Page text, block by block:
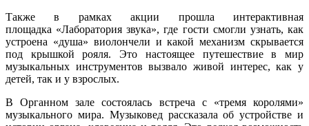
Также в рамках акции прошла интерактивная
площадка «Лаборатория звука», где гости смогли узнать, как
устроена «душа» виолончели и какой механизм скрывается
под крышкой рояля. Это настоящее путешествие в мир
музыкальных инструментов вызвало живой интерес, как у
детей, так и у взрослых.
В Органном зале состоялась встреча с «тремя королями»
музыкального мира. Музыковед рассказала об устройстве и